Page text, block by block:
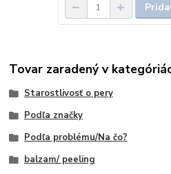
Tovar zaradený v
Starostlivosť o pery
Podľa značky
Podľa problému/Na čo?
balzam/ peeling